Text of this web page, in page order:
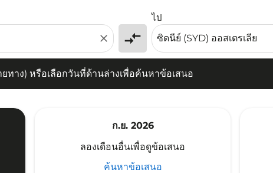
close compare_arrows
ไป
ทาง) หรือเลือกวันที่ด้านล่างเพื่อค้นหาข้อเสนอ
ก.ย. 2026
ลองเดือนอื่นเพื่อดูข้อเสนอ
ค้นหาข้อเสนอ